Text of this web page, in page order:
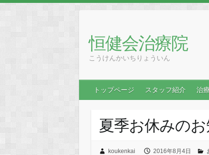
恒健会治療院
こうけんかいちりょういん
トップページ スタッフ紹介 治
夏季お休みの
koukenkai 2016年8月4日